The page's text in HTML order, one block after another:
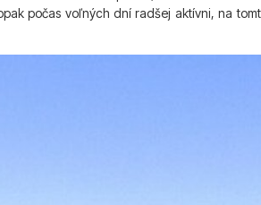
počas voľných dní radšej aktívni, na